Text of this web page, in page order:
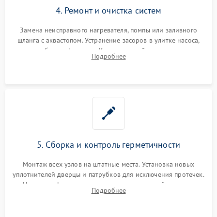
4. Ремонт и очистка систем
Замена неисправного нагревателя, помпы или заливного
шланга с аквастопом. Устранение засоров в улитке насоса,
патрубках и фильтрах. Компонентный ремонт платы
управления, восстановление поврежденной проводки.
Подробнее
5. Сборка и контроль герметичности
Монтаж всех узлов на штатные места. Установка новых
уплотнителей дверцы и патрубков для исключения протечек.
Надежная фиксация хомутов гидравлической системы,
сборка корпуса и установка датчика поплавка.
Подробнее